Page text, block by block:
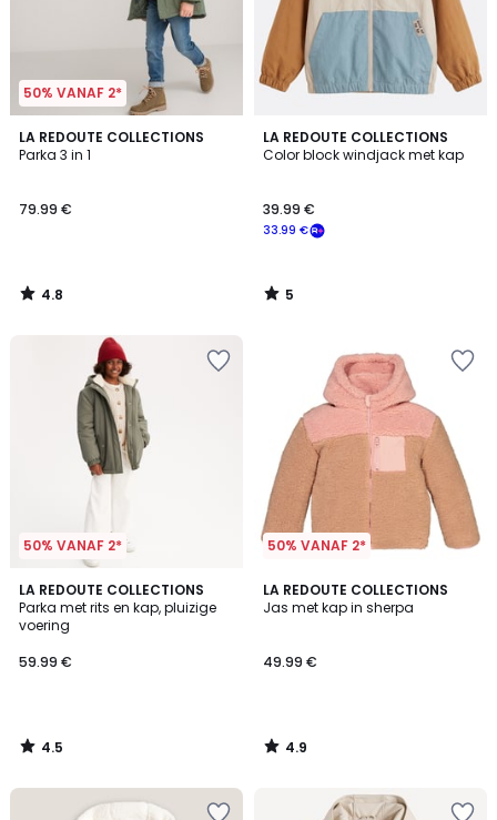
50% VANAF 2*
LA REDOUTE COLLECTIONS
Parka 3 in 1
79.99 €
4.8
/ 5
4.8
/
LA REDOUTE COLLECTIONS
Color block windjack met kap
33.99 €
39.99 €
5
/
5
/
50% VANAF 2*
LA REDOUTE COLLECTIONS
Parka met rits en kap, pluizige
voering
59.99 €
4.5
/ 5
4.5
/
50% VANAF 2*
LA REDOUTE COLLECTIONS
Jas met kap in sherpa
49.99 €
4.9
/ 5
4.9
/